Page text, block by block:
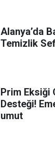
Alanya’da
Temizlik
Prim Eksiği
Desteği!
umut